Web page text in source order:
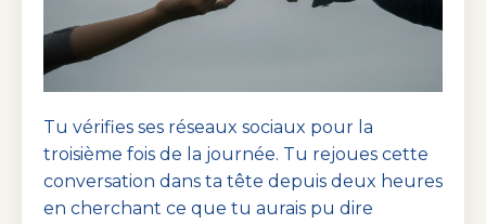
Tu vérifies ses réseaux sociaux pour la
troisième fois de la journée. Tu rejoues cette
conversation dans ta tête depuis deux heures
en cherchant ce que tu aurais pu dire